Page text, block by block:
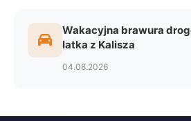
Wakacyjna brawura
latka z Kalisza
04.08.2026